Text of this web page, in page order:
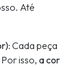
Até
Cada peça
isso, a cor